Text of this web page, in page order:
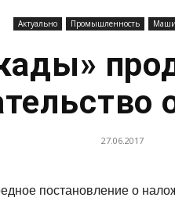
Актуально Промышленность
27.06.2017
постановление о